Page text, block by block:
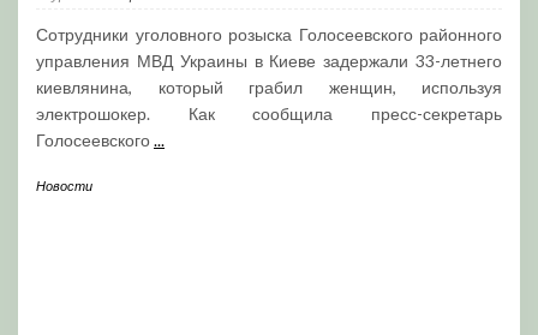
Сотрудники уголовного розыска Голосеевского районного
управления МВД Украины в Киеве задержали 33-летнего
киевлянина, который грабил женщин, используя
электрошокер. Как сообщила пресс-секретарь
Голосеевского...
Новости